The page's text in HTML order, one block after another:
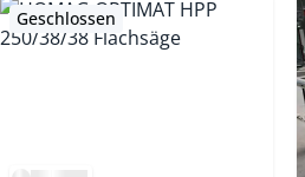
Geschlossen